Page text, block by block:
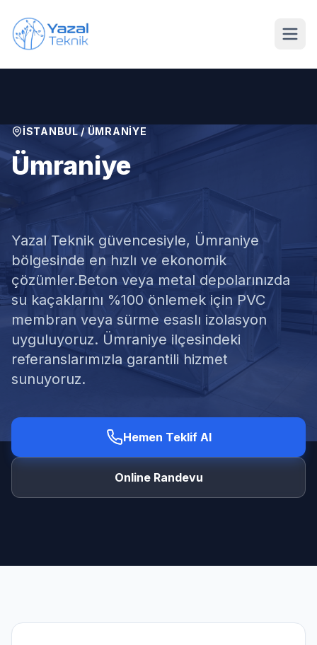
İSTANBUL/ ÜMRANIYE
Ümraniye
Su Deposu İzolasyonu
Yazal Teknik güvencesiyle, Ümraniye
bölgesinde en hızlı ve ekonomik
çözümler.Beton veya metal depolarınızda
su kaçaklarını %100 önlemek için PVC
membran veya sürme esaslı izolasyon
uyguluyoruz. Ümraniye ilçesindeki
referanslarımızla garantili hizmet
sunuyoruz.
Hemen Teklif Al
Online Randevu